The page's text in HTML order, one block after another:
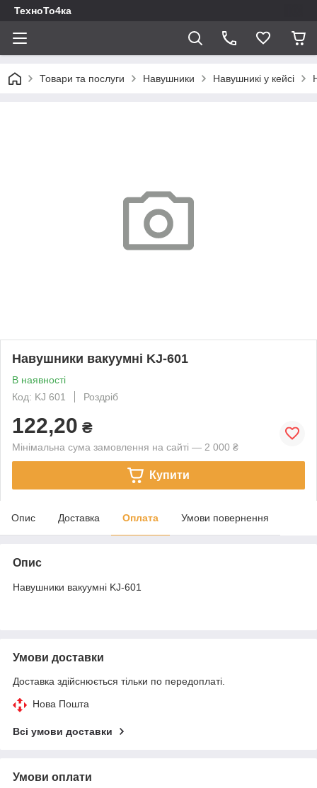
ТехноТо4ка
Товари та послуги Навушники Навушникі у кейсі
Навушники вакуумні KJ-601
В наявності
Код: KJ 601
Роздріб
122,20 ₴
Мінімальна сума замовлення на сайті — 2 000 ₴
Купити
Опис Доставка Оплата Умови повернення
Опис
Навушники вакуумні KJ-601
Умови доставки
Доставка здійснюється тільки по передоплаті.
Нова Пошта
Всі умови доставки
Умови оплати